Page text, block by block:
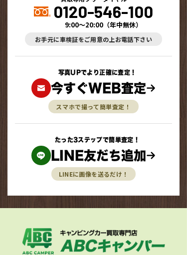
0120-546-100
9:00～20:00 （年中無休）
お手元に車検証をご用意の上お電話下さい
写真UPでより正確に査定！
今すぐWEB査定
スマホで撮って簡単査定！
たった3ステップで簡単査定！
LINE友だち追加
LINEに画像を送るだけ！